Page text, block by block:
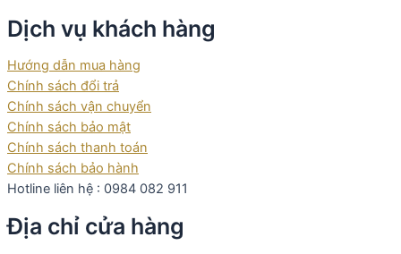
Dịch vụ khách hàng
Hướng dẫn mua hàng
Chính sách đổi trả
Chính sách vận chuyển
Chính sách bảo mật
Chính sách thanh toán
Chính sách bảo hành
Hotline liên hệ : 0984 082 911
Địa chỉ cửa hàng